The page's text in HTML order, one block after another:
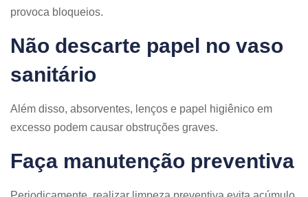
provoca bloqueios.
Não descarte papel no vaso
sanitário
Além disso, absorventes, lenços e papel higiênico em
excesso podem causar obstruções graves.
Faça manutenção preventiva